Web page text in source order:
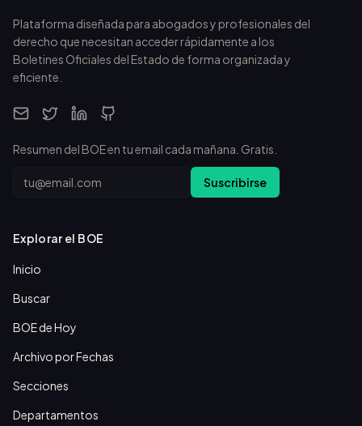
Plataforma diseñada para abogados y profesionales del
derecho que necesitan acceder rápidamente a los
Boletines Oficiales del Estado de forma organizada y
eficiente.
Resumen del BOE en tu email cada mañana. Gratis.
Email Suscribirse
Explorar el BOE
Inicio
Buscar
BOE de Hoy
Archivo por Fechas
Secciones
Departamentos